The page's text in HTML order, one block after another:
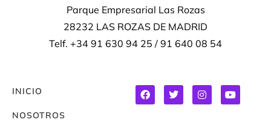
Parque Empresarial Las Rozas
28232 LAS ROZAS DE MADRID
Telf. +34 91 630 94 25 / 91 640 08 54
INICIO
NOSOTROS